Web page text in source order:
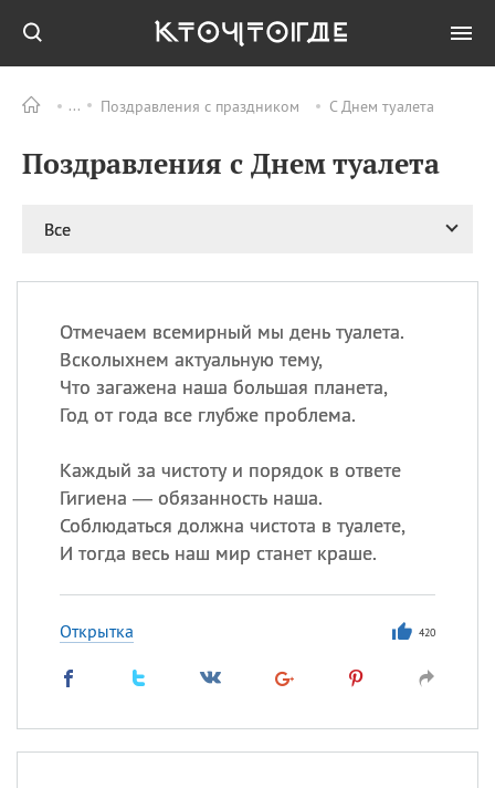
Поздравления с праздником С Днем туалета
Поздравления с Днем туалета
Все
Отмечаем всемирный мы день туалета.
Всколыхнем актуальную тему,
Что загажена наша большая планета,
Год от года все глубже проблема.
Каждый за чистоту и порядок в ответе
Гигиена — обязанность наша.
Соблюдаться должна чистота в туалете,
И тогда весь наш мир станет краше.
Открытка 420
ПРАЗДНИКИ Все
09.08 День памяти жертв
Национальный день
рисового пудинга
09.08
День Дымняшки
(Smokey Bear Day)
ИМЕНА
Сегодня празднуют именины
происхождение